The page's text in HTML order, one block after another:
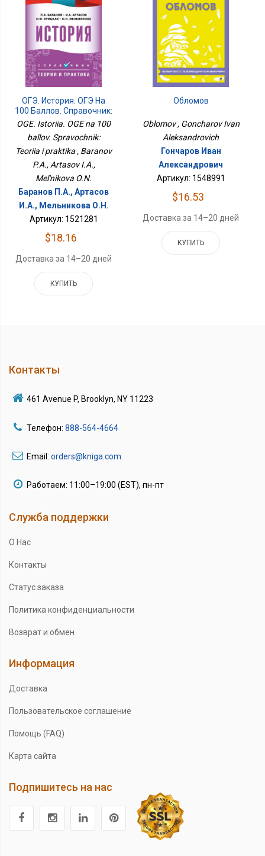
ОГЭ. История. ОГЭ На
100 Баллов. Справочник:
Теория И Практика
OGE. Istoriia. OGE na 100
ballov. Spravochnik:
Teoriia i praktika , Baranov
P.A., Artasov I.A.,
Mel'nikova O.N.
Баранов П.А., Артасов
И.А., Мельникова О.Н.
Артикул: 1521281
$18.16
Доставка за 14–20 дней
КУПИТЬ
Обломов
Oblomov , Goncharov Ivan
Aleksandrovich
Гончаров Иван
Александрович
Артикул: 1548991
$16.53
Доставка за 14–20 дней
КУПИТЬ
Контакты
461 Avenue P, Brooklyn, NY 11223
Телефон: 888-564-4664
Email: orders@kniga.com
Работаем: 11:00–19:00 (EST), пн-пт
Служба поддержки
О Нас
Контакты
Статус заказа
Политика конфиденциальности
Возврат и обмен
Информация
Доставка
Пользовательское соглашение
Помощь (FAQ)
Карта сайта
Подпишитесь на нас